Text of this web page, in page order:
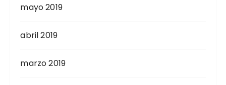
mayo 2019
abril 2019
marzo 2019